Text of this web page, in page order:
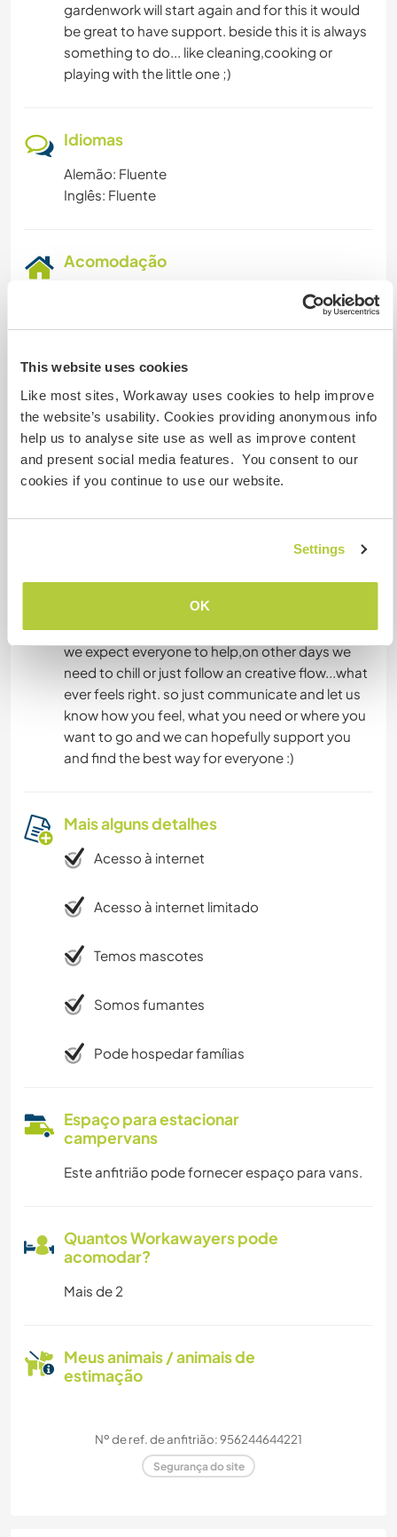
This website uses cookies
Like most sites, Workaway uses cookies to help improve
the website’s usability. Cookies providing anonymous info
help us to analyse site use as well as improve content
and present social media features. You consent to our
cookies if you continue to use our website.
Settings
OK
gardenwork will start again and for this it would
be great to have support. beside this it is always
something to do... like cleaning,cooking or
playing with the little one ;)
Idiomas
Alemão: Fluente
Inglês: Fluente
Acomodação
we have a lot of rooms in the house with tolilets
workshops,sometimes during the week) if you
outside (its in the house but you go right into the
room,not through the house) or a little site
caravan up in the garden, which needs to put a
little love, to become comfortable.
tasks that you can really enjoy-perfect! if you
feel like a day off and go hiking or what ever...
cool. on some days there is a lot to do and then
we expect everyone to help,on other days we
need to chill or just follow an creative flow...what
ever feels right. so just communicate and let us
know how you feel, what you need or where you
want to go and we can hopefully support you
and find the best way for everyone :)
Mais alguns detalhes
Acesso à internet
Acesso à internet limitado
Temos mascotes
Somos fumantes
Pode hospedar famílias
Espaço para estacionar
campervans
Este anfitrião pode fornecer espaço para vans.
Quantos Workawayers pode
acomodar?
Mais de 2
Meus animais / animais de
estimação
Nº de ref. de anfitrião: 956244644221
Segurança do site